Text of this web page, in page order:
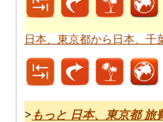
日本、東京都から日本、千
> もっと 日本、東京都 旅